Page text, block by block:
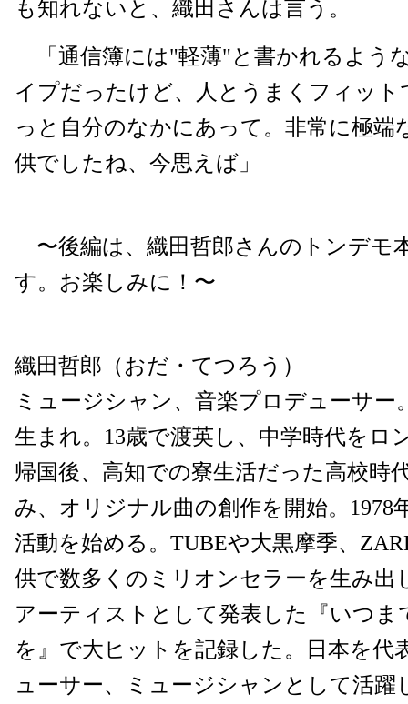
も知れないと、織田さんは言う。
「通信簿には"軽薄"と書かれるよう
イプだったけど、人とうまくフィッ
っと自分のなかにあって。非常に極端
供でしたね、今思えば」
〜後編は、織田哲郎さんのトンデモ
す。お楽しみに！〜
織田哲郎（おだ・てつろう）
ミュージシャン、音楽プロデューサー
生まれ。13歳で渡英し、中学時代をロ
帰国後、高知での寮生活だった高校時
み、オリジナル曲の創作を開始。1978
活動を始める。TUBEや大黒摩季、
供で数多くのミリオンセラーを生み出
アーティストとして発表した『いつま
を』で大ヒットを記録した。日本を代
ューサー、ミュージシャンとして活躍